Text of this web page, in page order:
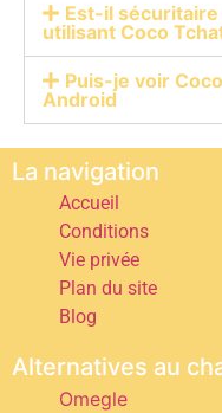
Est-il
utilisant Coco
Puis-je voir
Android
La navigation
Accueil
Conditions
Vie privée
Plan du site
Blog
Alternatives au
Omegle